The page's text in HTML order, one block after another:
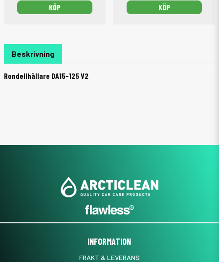
Beskrivning
Rondellhållare DA15-125 V2
KÖP KÖP
INFORMATION
FRAKT & LEVERANS